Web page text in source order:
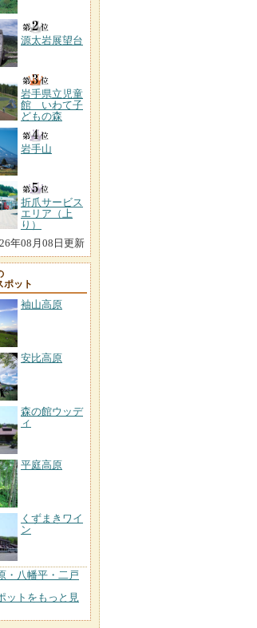
源太岩展望台
岩手県立児童
館 いわて子
どもの森
岩手山
折爪サービス
エリア（上
り）
年08月08日更新
ポット
袖山高原
安比高原
森の館ウッデ
ィ
平庭高原
くずまきワイ
ン
・八幡平・二戸
ットをもっと見